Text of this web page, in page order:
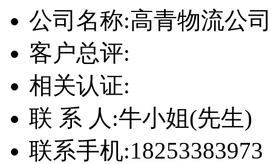
公司名称:高青物流公司
客户总评:
相关认证:
联 系 人:牛小姐(先生)
联系手机:18253383973